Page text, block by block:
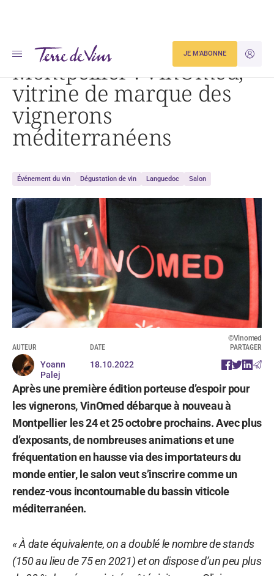
JE
JE M'ABONNE
Accueil Montpellier : VinOmed, vitrine de marque des vignerons méditerranéens
Montpellier : VinOmed,
vitrine de marque des
vignerons
méditerranéens
Événement du vin Dégustation de vin Languedoc Salon
©Vinomed
AUTEUR
Yoann
Palej
DATE
18.10.2022
PARTAGER
Après une première édition porteuse d’espoir pour
les vignerons, VinOmed débarque à nouveau à
Montpellier les 24 et 25 octobre prochains. Avec plus
d’exposants, de nombreuses animations et une
fréquentation en hausse via des importateurs du
monde entier, le salon veut s’inscrire comme un
rendez-vous incontournable du bassin viticole
méditerranéen.
« À date équivalente, on a doublé le nombre de stands
(150 au lieu de 75 en 2021) et on dispose d’un peu plus